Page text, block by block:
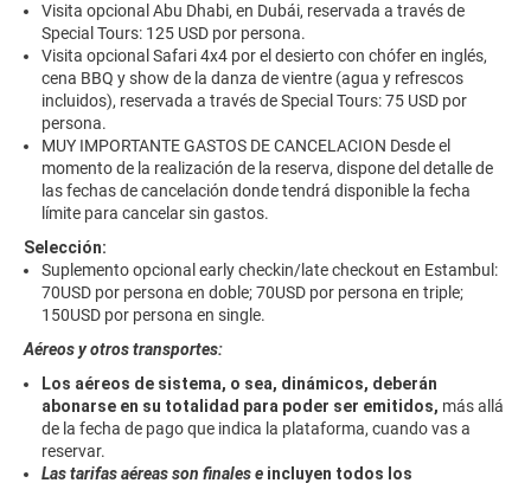
Visita opcional Abu Dhabi, en Dubái, reservada a través de
Special Tours: 125 USD por persona.
Visita opcional Safari 4x4 por el desierto con chófer en inglés,
cena BBQ y show de la danza de vientre (agua y refrescos
incluidos), reservada a través de Special Tours: 75 USD por
persona.
MUY IMPORTANTE GASTOS DE CANCELACION Desde el
momento de la realización de la reserva, dispone del detalle de
las fechas de cancelación donde tendrá disponible la fecha
límite para cancelar sin gastos.
Selección:
Suplemento opcional early checkin/late checkout en Estambul:
70USD por persona en doble; 70USD por persona en triple;
150USD por persona en single.
Aéreos y otros transportes:
Los aéreos de sistema, o sea, dinámicos, deberán
abonarse en su totalidad para poder ser emitidos, más allá
de la fecha de pago que indica la plataforma, cuando vas a
reservar.
Las tarifas aéreas son finales e incluyen todos los